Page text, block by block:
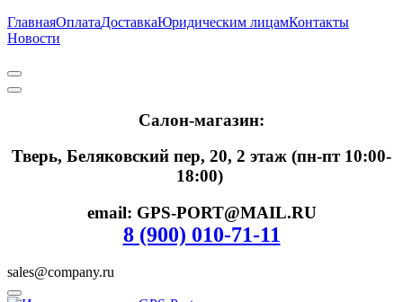
ГлавнаяОплатаДоставкаЮридическим лицамКонтакты
Новости
Салон-магазин:
Тверь, Беляковский пер, 20, 2 этаж (пн-пт 10:00-
18:00)
email: GPS-PORT@MAIL.RU
8 (900) 010-71-11
sales@company.ru